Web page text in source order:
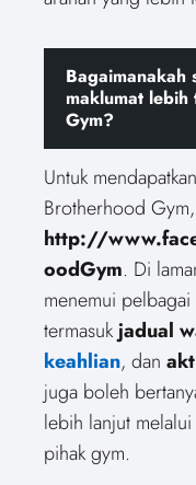
Bagaimanakah
maklumat
Gym?
Untuk
Brotherhood
http://
oodGym. Di
menemui
termasukjadual
keahlian, dan
juga boleh
lebih lanjut melalui
pihak gym.